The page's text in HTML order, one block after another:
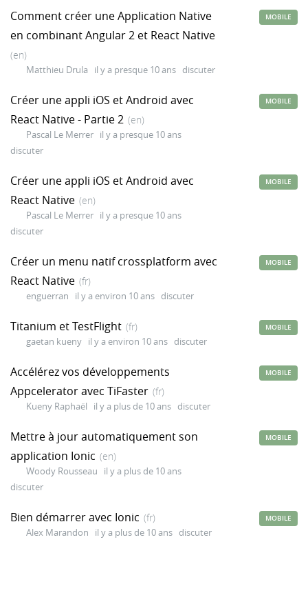
Comment créer une Application Native
en combinant Angular 2 et React Native
(en)
Matthieu Drula il y a presque 10 ans discuter
MOBILE
Créer une appli iOS et Android avec
React Native - Partie 2 (en)
Pascal Le Merrer il y a presque 10 ans
discuter
MOBILE
Créer une appli iOS et Android avec
React Native (en)
Pascal Le Merrer il y a presque 10 ans
discuter
MOBILE
Créer un menu natif crossplatform avec
React Native (fr)
enguerran il y a environ 10 ans discuter
MOBILE
Titanium et TestFlight (fr)
gaetan kueny il y a environ 10 ans discuter
MOBILE
Accélérez vos développements
Appcelerator avec TiFaster (fr)
Kueny Raphaël il y a plus de 10 ans discuter
MOBILE
Mettre à jour automatiquement son
application Ionic (en)
Woody Rousseau
il y a plus de 10 ans
discuter
MOBILE
Bien démarrer avec Ionic (fr)
Alex Marandon il y a plus de 10 ans discuter
MOBILE